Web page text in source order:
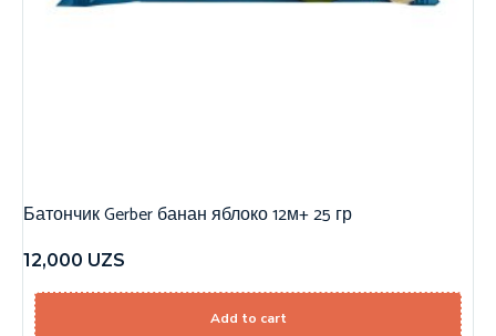
Батончик Gerber банан яблоко 12м+ 25 гр
12,000 UZS
Add to cart